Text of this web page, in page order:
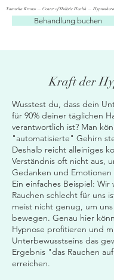
Behandlung buchen
Natascha Krauss — Center of Holistic Health —
Kraft der
Wusstest du, dass dein
für 90% deiner täglichen
verantwortlich ist? Man
"automatisierte" Gehirn
Deshalb reicht alleiniges
Verständnis oft nicht aus,
Gedanken und
Ein einfaches Beispiel: Wir
Rauchen schlecht für uns
meist nicht genug, um
bewegen. Genau hier
Hypnose profitieren und
Unterbewusstseins das
Ergebnis "das Rauchen
erreichen.